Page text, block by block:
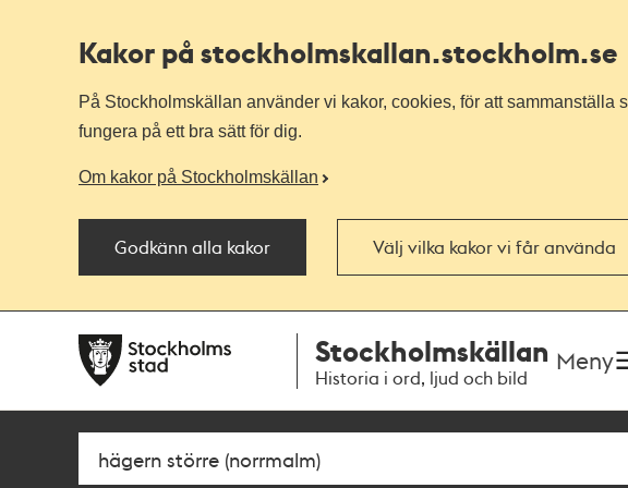
Kakor på stockholmskallan.stockholm.se
På Stockholmskällan använder vi kakor, cookies, för att sammanställa
fungera på ett bra sätt för dig.
Om kakor på Stockholmskällan
Godkänn alla kakor Välj vilka kakor vi får använda
navigationen
huvudinnehållet
Stockholmskällan
Historia i ord, ljud och bild
Meny
Sök